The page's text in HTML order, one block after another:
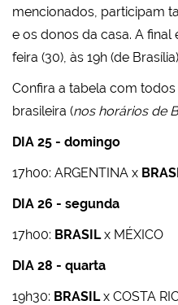
mencionados, participam
e os donos da casa. A
feira (30), às 19h (de
Confira a tabela com
brasileira (nos horários de
DIA 25 - domingo
17h00: ARGENTINA x
DIA 26 - segunda
17h00: BRASILx MÉXICO
DIA 28 - quarta
19h30: BRASILx COSTA